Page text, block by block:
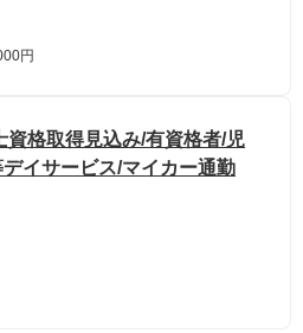
円
資格取得見込み/有資格者/児
イサービス/マイカー通勤